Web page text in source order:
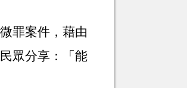
罪案件，藉由
眾分享：「能